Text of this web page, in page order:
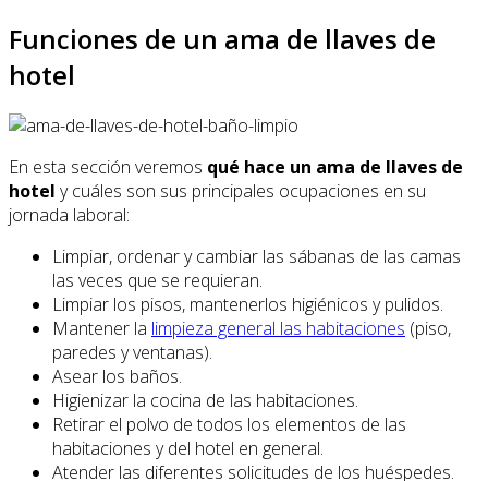
Funciones de un ama de llaves de
hotel
En esta sección veremos qué hace un ama de llaves de
hotel y cuáles son sus principales ocupaciones en su
jornada laboral:
Limpiar, ordenar y cambiar las sábanas de las camas
las veces que se requieran.
Limpiar los pisos, mantenerlos higiénicos y pulidos.
Mantener la limpieza general las habitaciones (piso,
paredes y ventanas).
Asear los baños.
Higienizar la cocina de las habitaciones.
Retirar el polvo de todos los elementos de las
habitaciones y del hotel en general.
Atender las diferentes solicitudes de los huéspedes.